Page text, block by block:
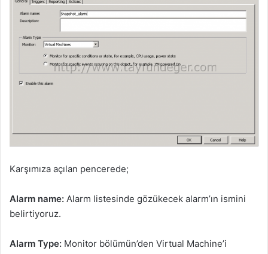
Karşımıza açılan pencerede;
Alarm name: Alarm listesinde gözükecek alarm’ın ismini
belirtiyoruz.
Alarm Type: Monitor bölümün’den Virtual Machine’i